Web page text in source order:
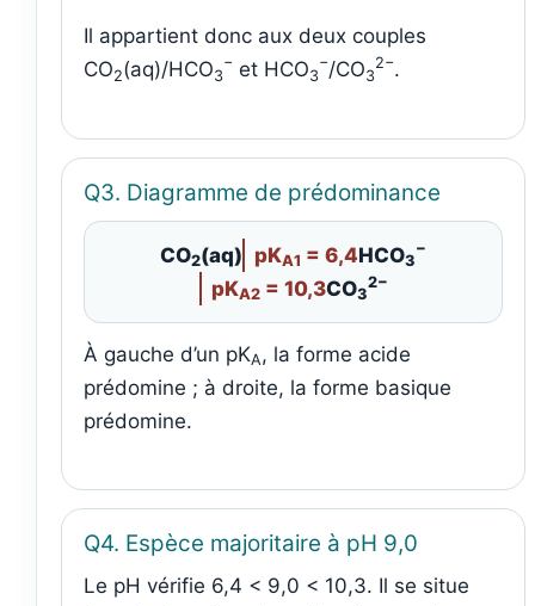
Il appartient donc aux deux couples
CO2(aq)/HCO3
− et HCO3
−/CO3
2−.
Q3. Diagramme de prédominance
CO2(aq) pKA1 = 6,4HCO3
−
pKA2= 10,3CO3
2−
À gauche d’un pKA, la forme acide
prédomine ; à droite, la forme basique
prédomine.
Q4. Espèce majoritaire à pH 9,0
Le pH vérifie 6,4 < 9,0 < 10,3. Il se situe